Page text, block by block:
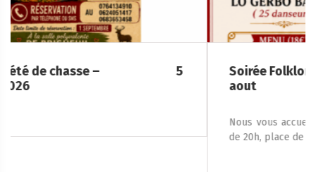
Soirée Folklorique – Brigueuil – Samedi 08
Nous vous accueillons le samedi 8 août 2026, à partir
de 20h, place de la […]